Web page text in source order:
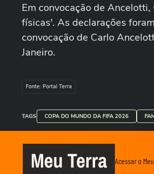
Em convocação de
físicas'. As declarações
convocação de Carlo
Janeiro.
Fonte: Portal Terra
TAGS COPA DO MUNDO DA FIFA 2026
Meu Terra Acessar o